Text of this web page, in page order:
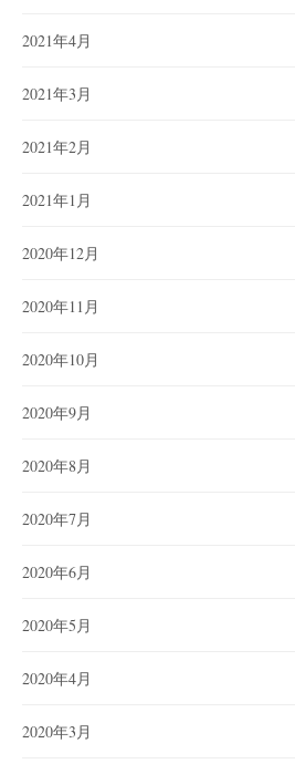
2021年4月
2021年3月
2021年2月
2021年1月
2020年12月
2020年11月
2020年10月
2020年9月
2020年8月
2020年7月
2020年6月
2020年5月
2020年4月
2020年3月